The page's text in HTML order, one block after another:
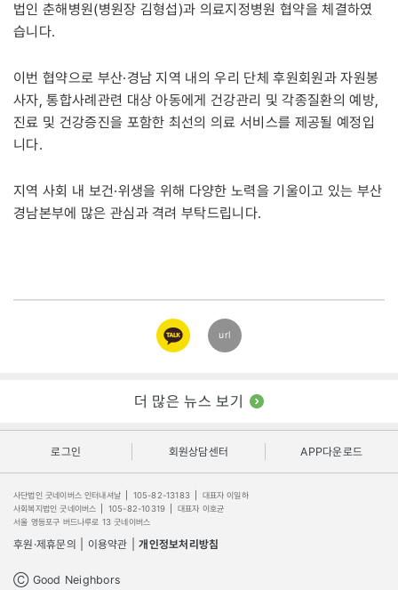
법인 춘해병원(병원장 김형섭)과 의료지정병원 협약을 체결하였
습니다.
이번 협약으로 부산·경남 지역 내의 우리 단체 후원회원과 자원봉
사자, 통합사례관련 대상 아동에게 건강관리 및 각종질환의 예방,
진료 및 건강증진을 포함한 최선의 의료 서비스를 제공될 예정입
니다.
지역 사회 내 보건·위생을 위해 다양한 노력을 기울이고 있는 부산
경남본부에 많은 관심과 격려 부탁드립니다.
카카오
링크
url
더 많은 뉴스 보기
로그인 회원상담센터 APP다운로드
사단법인 굿네이버스 인터내셔날 105-82-13183
대표자 이일하
사회복지법인 굿네이버스
105-82-10319
대표자 이호균
서울 영등포구 버드나루로 13 굿네이버스
후원·제휴문의 이용약관 개인정보처리방침
Ⓒ Good Neighbors